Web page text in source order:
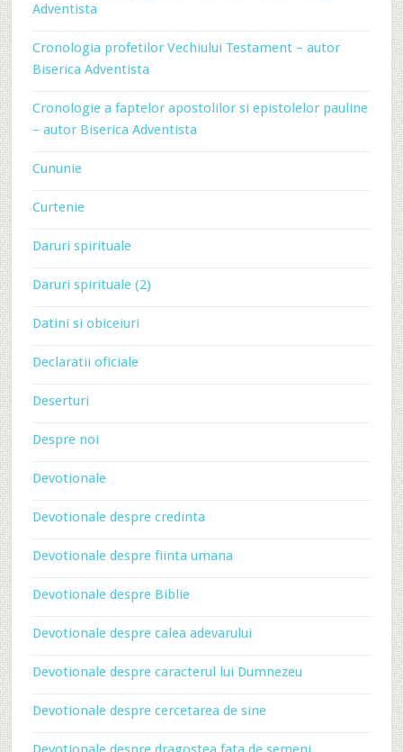
Adventista
Cronologia profetilor Vechiului Testament – autor
Biserica Adventista
Cronologie a faptelor apostolilor si epistolelor pauline
– autor Biserica Adventista
Cununie
Curtenie
Daruri spirituale
Daruri spirituale (2)
Datini si obiceiuri
Declaratii oficiale
Deserturi
Despre noi
Devotionale
Devotionale despre credinta
Devotionale despre fiinta umana
Devotionale despre Biblie
Devotionale despre calea adevarului
Devotionale despre caracterul lui Dumnezeu
Devotionale despre cercetarea de sine